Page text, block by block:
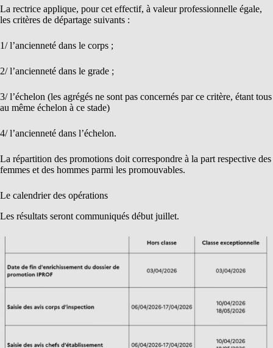
La rectrice applique, pour cet effectif, à valeur professionnelle égale,
les critères de départage suivants :
1/ l’ancienneté dans le corps ;
2/ l’ancienneté dans le grade ;
3/ l’échelon (les agrégés ne sont pas concernés par ce critère, étant tous
au même échelon à ce stade)
4/ l’ancienneté dans l’échelon.
La répartition des promotions doit correspondre à la part respective des
femmes et des hommes parmi les promouvables.
Le calendrier des opérations
Les résultats seront communiqués début juillet.